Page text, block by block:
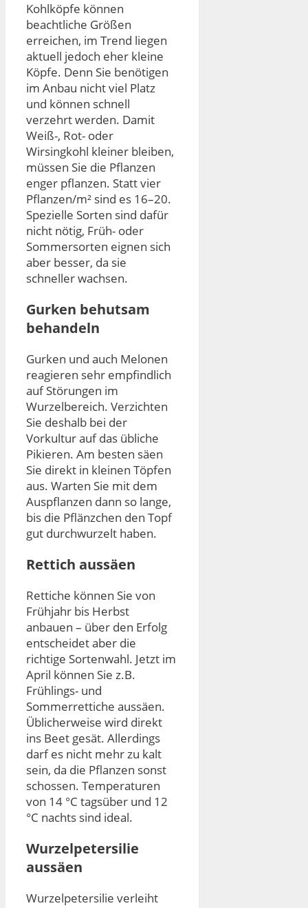
Kohlköpfe können
beachtliche Größen
erreichen, im Trend liegen
aktuell jedoch eher kleine
Köpfe. Denn Sie benötigen
im Anbau nicht viel Platz
und können schnell
verzehrt werden. Damit
Weiß-, Rot- oder
Wirsingkohl kleiner bleiben,
müssen Sie die Pflanzen
enger pflanzen. Statt vier
Pflanzen/m² sind es 16–20.
Spezielle Sorten sind dafür
nicht nötig, Früh- oder
Sommersorten eignen sich
aber besser, da sie
schneller wachsen.
Gurken behutsam
behandeln
Gurken und auch Melonen
reagieren sehr empfindlich
auf Störungen im
Wurzelbereich. Verzichten
Sie deshalb bei der
Vorkultur auf das übliche
Pikieren. Am besten säen
Sie direkt in kleinen Töpfen
aus. Warten Sie mit dem
Auspflanzen dann so lange,
bis die Pflänzchen den Topf
gut durchwurzelt haben.
Rettich aussäen
Rettiche können Sie von
Frühjahr bis Herbst
anbauen – über den Erfolg
entscheidet aber die
richtige Sortenwahl. Jetzt im
April können Sie z.B.
Frühlings- und
Sommerrettiche aussäen.
Üblicherweise wird direkt
ins Beet gesät. Allerdings
darf es nicht mehr zu kalt
sein, da die Pflanzen sonst
schossen. Temperaturen
von 14 °C tagsüber und 12
°C nachts sind ideal.
Wurzelpetersilie
aussäen
Wurzelpetersilie verleiht